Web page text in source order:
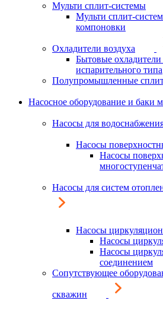
Мульти сплит-системы
Мульти сплит-
компоновки
Охладители воздуха
Бытовые охладители
испарительного типа
Полупромышленные
Насосное оборудование и баки
Насосы для
Насосы
Насосы
Насосы для систем
Насосы
Насосы
Насосы
соединением
Сопутствующее
скважин